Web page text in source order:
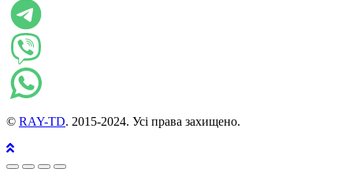
© RAY-TD. 2015-2024. Усі права захищено.